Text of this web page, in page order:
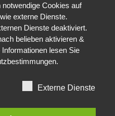
Cookies auf
externe Dienste.
Dienste deaktiviert.
belieben aktivieren &
lesen Sie
.
Externe Dienste